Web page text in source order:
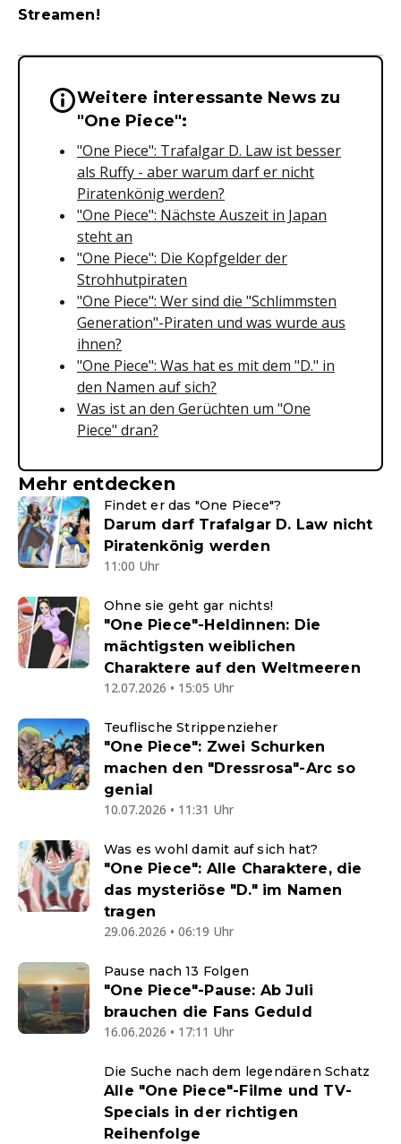
Streamen!
Wichtige Hinweise &
Weitere interessante News zu
"One Piece":
"One Piece": Trafalgar D. Law ist besser
als Ruffy - aber warum darf er nicht
Piratenkönig werden?
"One Piece": Nächste Auszeit in Japan
steht an
"One Piece": Die Kopfgelder der
Strohhutpiraten
"One Piece": Wer sind die "Schlimmsten
Generation"-Piraten und was wurde aus
ihnen?
"One Piece": Was hat es mit dem "D." in
den Namen auf sich?
Was ist an den Gerüchten um "One
Piece" dran?
Mehr entdecken
Findet er das "One Piece"?
Darum darf Trafalgar D. Law nicht
Piratenkönig werden
11:00 Uhr
Ohne sie geht gar nichts!
"One Piece"-Heldinnen: Die
mächtigsten weiblichen
Charaktere auf den Weltmeeren
12.07.2026 • 15:05 Uhr
Teuflische Strippenzieher
"One Piece": Zwei Schurken
machen den "Dressrosa"-Arc so
genial
10.07.2026 • 11:31 Uhr
Was es wohl damit auf sich hat?
"One Piece": Alle Charaktere, die
das mysteriöse "D." im Namen
tragen
29.06.2026 • 06:19 Uhr
Pause nach 13 Folgen
"One Piece"-Pause: Ab Juli
brauchen die Fans Geduld
16.06.2026 • 17:11 Uhr
Die Suche nach dem legendären Schatz
Alle "One Piece"-Filme und TV-
Specials in der richtigen
Reihenfolge